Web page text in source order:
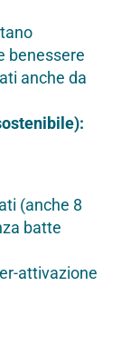
benessere
anche da
(anche 8
batte
attivazione